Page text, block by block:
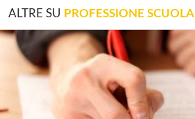
ALTRE SU PROFESSIONE SCUOLA